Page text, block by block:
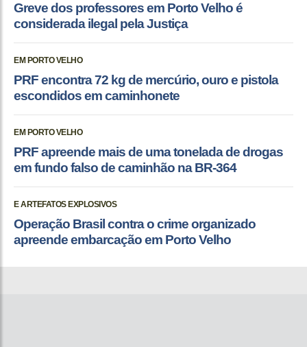
Greve dos professores em Porto Velho é
considerada ilegal pela Justiça
EM PORTO VELHO
PRF encontra 72 kg de mercúrio, ouro e pistola
escondidos em caminhonete
EM PORTO VELHO
PRF apreende mais de uma tonelada de drogas
em fundo falso de caminhão na BR-364
E ARTEFATOS EXPLOSIVOS
Operação Brasil contra o crime organizado
apreende embarcação em Porto Velho